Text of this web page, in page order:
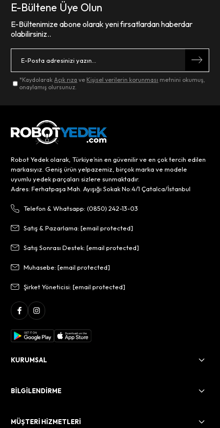
E-Bültene Üye Olun
E-Bültenimize abone olarak yeni fırsatlardan haberdar
olabilirsiniz..
*KaydolarakAçık rıza ve Kişisel verilerin korunması metnini okumuş,
onaylamış olursunuz.
Robot Yedek olarak, Türkiye’nin en güvenilir ve en çok tercih edilen
markasıyız. Geniş ürün yelpazemiz, birçok marka ve modele
uyumlu yedek parçaları sizlere sunmaktadır.
Adres: Ferhatpaşa Mah. Ayışığı Sokak No:4/1 Çatalca/İstanbul
Telefon & Whatsapp: (0850) 242-13-03
Satış & Pazarlama:[email protected]
Satış Sonrası Destek:[email protected]
Muhasebe:[email protected]
Şirket Yöneticisi:[email protected]
KURUMSAL
BİLGİLENDİRME
MÜŞTERİ HİZMETLERİ